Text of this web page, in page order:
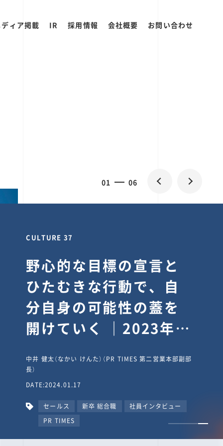
ィア掲載 IR 採用情報 会社概要 お問い合わせ
0 06
CULTURE 30
逆境では自分のスタン
スを変え“予想を裏切
り、期待を超える”【真
輔塾・前編】
山田真輔（やまだ しんすけ）（執行役員 兼 Jooto事業部
長）
DATE:2023.09.08
カルチャー CxO キャリア入社 Jooto